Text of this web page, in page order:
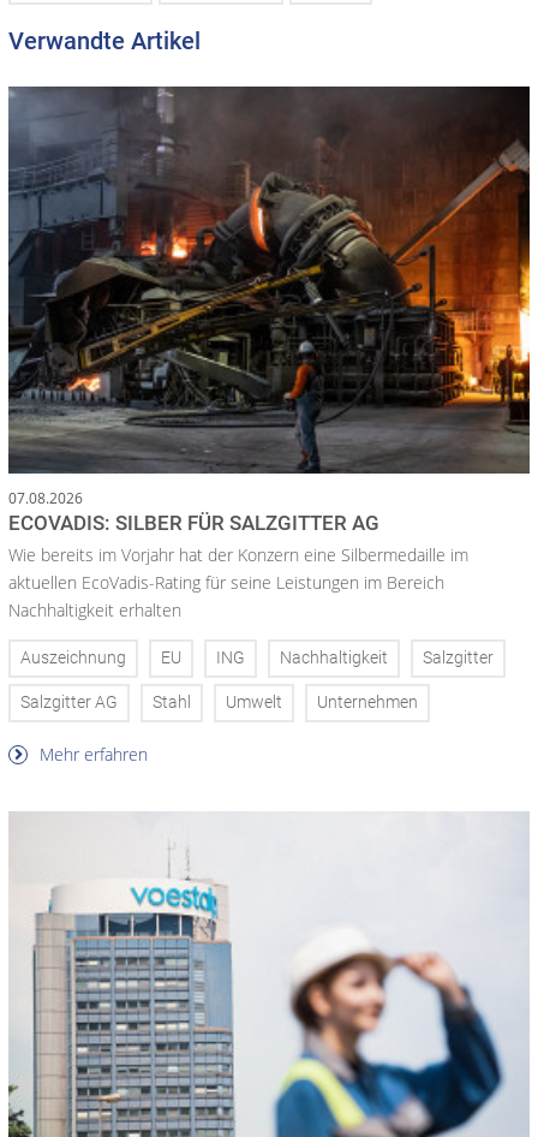
Verwandte Artikel
07.08.2026
ECOVADIS: SILBER FÜR SALZGITTER AG
Wie bereits im Vorjahr hat der Konzern eine Silbermedaille im
aktuellen EcoVadis-Rating für seine Leistungen im Bereich
Nachhaltigkeit erhalten
Auszeichnung EU ING Nachhaltigkeit Salzgitter
Salzgitter AG Stahl Umwelt Unternehmen
Mehr erfahren